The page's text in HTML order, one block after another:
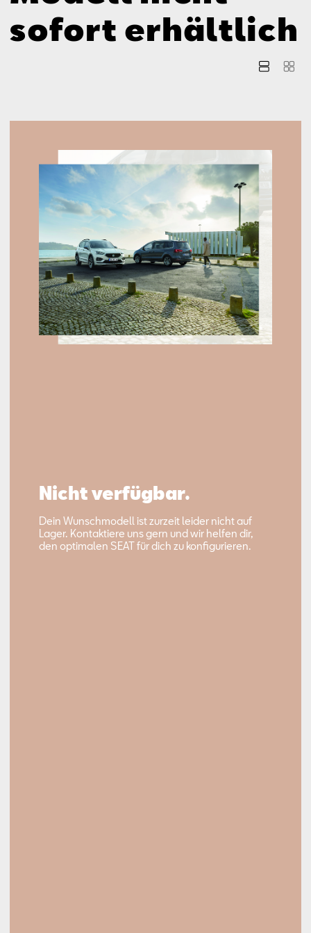
Aktionen
sofort erhältlich
Nicht verfügbar.
Dein Wunschmodell ist zurzeit leider nicht auf
Lager. Kontaktiere uns gern und wir helfen dir,
den optimalen SEAT für dich zu konfigurieren.